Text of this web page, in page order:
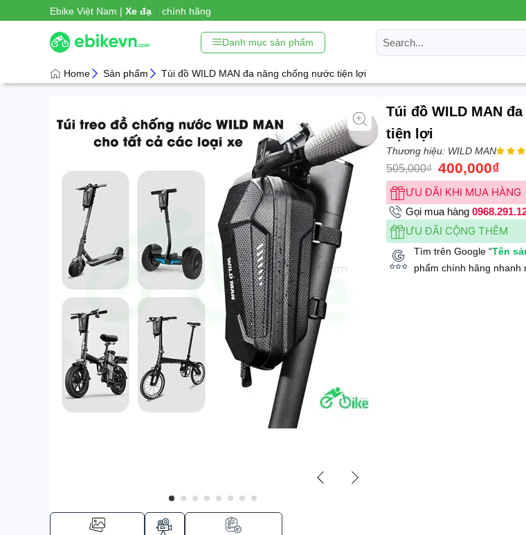
Ebike Việt Nam | Xe đạp trợ lực| chính hãng
Danh mục sản phẩm
Home Sản phẩm Túi đồ WILD MAN đa năng chống nước tiện lợi
Túi đồ WILD MAN
tiện lợi
Thương hiệu: WILD MAN  
505,000₫ 400,000₫
ƯU ĐÃI KHI MUA HÀNG
Gọi mua hàng
ƯU ĐÃI CỘNG THÊM
Tìm trên Google “Tên
phẩm chính hãng nhanh